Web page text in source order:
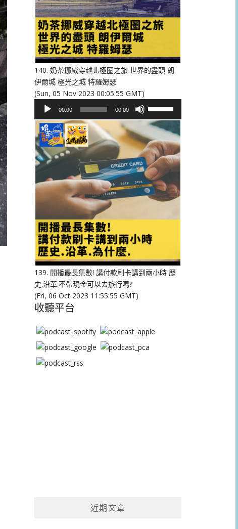
高
或
降
量。
140. 奶茶挪威穿越北極圈之旅 世界的盡頭 朗
伊爾城 極光之城 特羅姆瑟
(Sun, 05 Nov 2023 00:05:55 GMT)
播
放
器
00:00 00:00
向
上/
向
下
鍵
以
提
或
降
低
量。
139. 開播最長集數! 講付款刷卡講到兩小時 歷
史.沿革.不帶現金可以去旅行嗎?
(Fri, 06 Oct 2023 11:55:55 GMT)
收聽平台
近期文章